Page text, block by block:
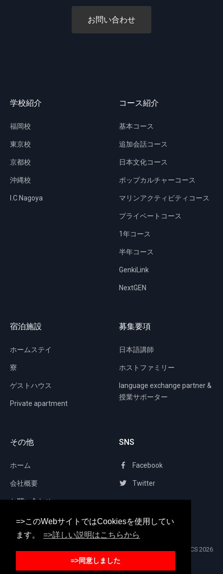
=>このWebサイトではCookiesを使用してい
ます。
=>詳しい説明はこちらから
=>同意しました
お問い合わせ
学校紹介
福岡校
東京校
京都校
沖縄校
I.C.Nagoya
コース紹介
基本コース
追加会話コース
日本文化コース
ポップカルチャーコース
マリンアクティビティコース
プライベートコース
1年コース
半年コース
GenkiLink
NextGEN
宿泊施設
ホームステイ
寮
ゲストハウス
Private apartment
募集要項
日本語講師
ホストファミリー
language exchange partner &
授業サポーター
その他
ホーム
会社概要
お問い合わせ
SNS
Facebook
Twitter
All rights reserved. © GenkiJACS 2026